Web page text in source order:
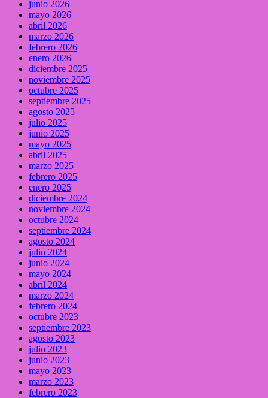
junio 2026
mayo 2026
abril 2026
marzo 2026
febrero 2026
enero 2026
diciembre 2025
noviembre 2025
octubre 2025
septiembre 2025
agosto 2025
julio 2025
junio 2025
mayo 2025
abril 2025
marzo 2025
febrero 2025
enero 2025
diciembre 2024
noviembre 2024
octubre 2024
septiembre 2024
agosto 2024
julio 2024
junio 2024
mayo 2024
abril 2024
marzo 2024
febrero 2024
octubre 2023
septiembre 2023
agosto 2023
julio 2023
junio 2023
mayo 2023
marzo 2023
febrero 2023